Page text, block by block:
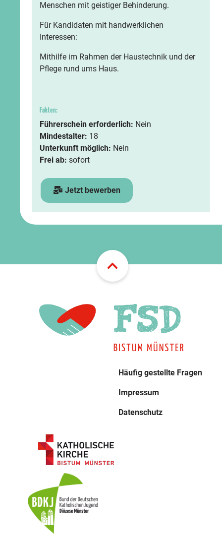
Menschen mit geistiger Behinderung.
Für Kandidaten mit handwerklichen
Interessen:
Mithilfe im Rahmen der Haustechnik und der
Pflege rund ums Haus.
Fakten:
Führerschein erforderlich: Nein
Mindestalter: 18
Unterkunft möglich: Nein
Frei ab: sofort
Jetzt bewerben
Häufig gestellte Fragen
Impressum
Datenschutz